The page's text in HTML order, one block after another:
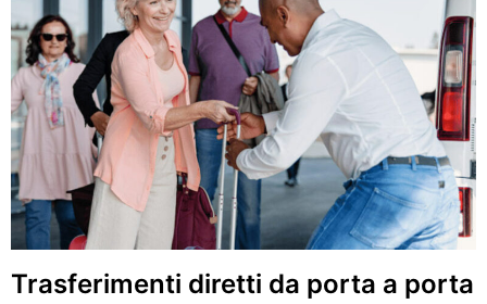
Trasferimenti diretti da porta a porta